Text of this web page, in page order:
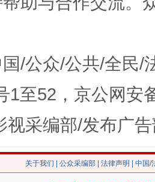
魏明亮
/公众/公共/全民/
1至52，京公网安
视采编部/发布广
关于我们 公众采编部 法律声明 | 中国